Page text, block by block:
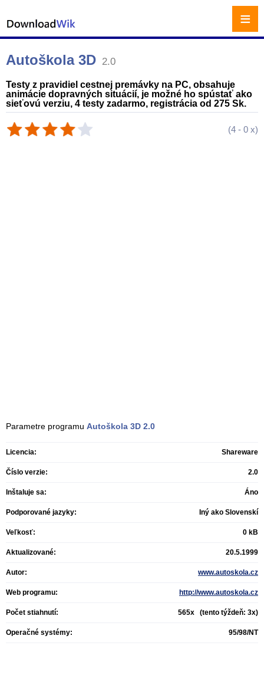
Autoškola 3D 2.0
Testy z pravidiel cestnej premávky na PC, obsahuje
animácie dopravných situácií, je možné ho spústať ako
sieťovú verziu, 4 testy zadarmo, registrácia od 275 Sk.
(4 - 0 x)
Parametre programu Autoškola 3D 2.0
Licencia: Shareware
Číslo verzie: 2.0
Inštaluje sa: Áno
Podporované jazyky: Iný ako Slovenskí
Veľkosť: 0 kB
Aktualizované: 20.5.1999
Autor: www.autoskola.cz
Web programu: http://www.autoskola.cz
Počet stiahnutí: 565x (tento týždeň: 3x)
Operačné systémy: 95/98/NT
≡